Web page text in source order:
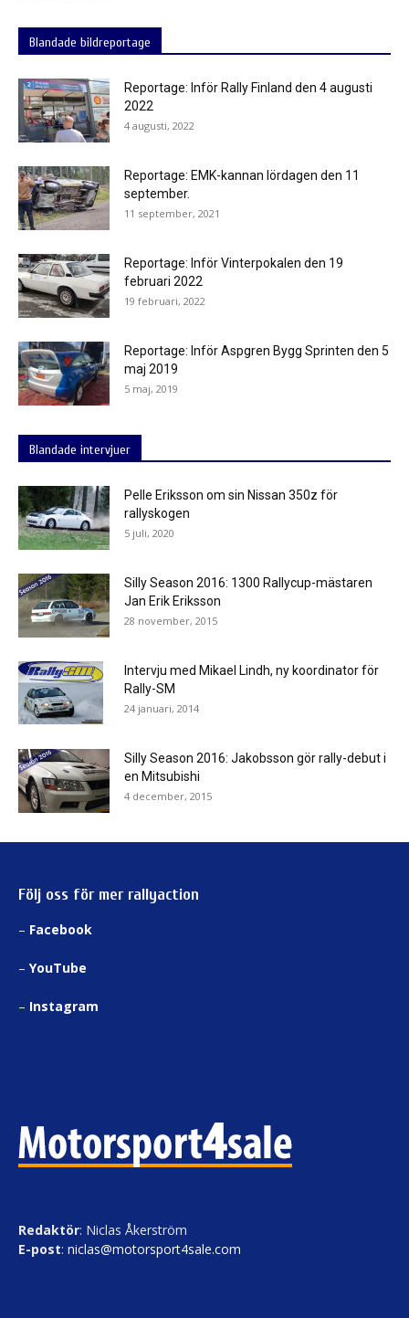
Blandade bildreportage
Reportage: Inför Rally Finland den 4 augusti
2022
4 augusti, 2022
Reportage: EMK-kannan lördagen den 11
september.
11 september, 2021
Reportage: Inför Vinterpokalen den 19
februari 2022
19 februari, 2022
Reportage: Inför Aspgren Bygg Sprinten den 5
maj 2019
5 maj, 2019
Blandade intervjuer
Pelle Eriksson om sin Nissan 350z för
rallyskogen
5 juli, 2020
Silly Season 2016: 1300 Rallycup-mästaren
Jan Erik Eriksson
28 november, 2015
Intervju med Mikael Lindh, ny koordinator för
Rally-SM
24 januari, 2014
Silly Season 2016: Jakobsson gör rally-debut i
en Mitsubishi
4 december, 2015
Följ oss för mer rallyaction
– Facebook
– YouTube
– Instagram
Redaktör: Niclas Åkerström
E-post: niclas@motorsport4sale.com